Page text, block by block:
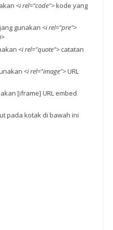
<i rel="code">kode yang
gunakan <i rel="pre">
<i rel="quote"> catatan
<i rel="image">URL
[iframe] URL embed
pada kotak di bawah ini